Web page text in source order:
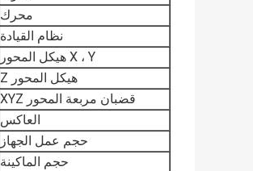
محرك
نظام القيادة
X ، Y هيكل المحور
هيكل المحور Z
قضبان مربعة المحور XYZ
العاكس
حجم عمل الجهاز
حجم الماكينة